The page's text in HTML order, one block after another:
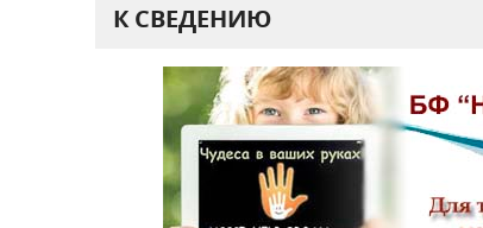
К СВЕДЕНИЮ